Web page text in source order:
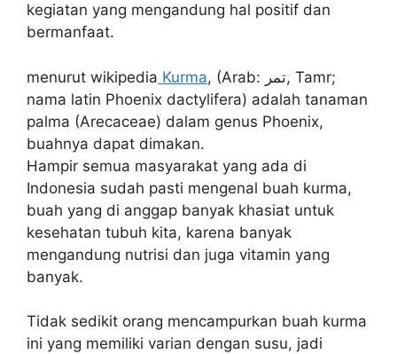
kegiatan yang mengandung hal positif dan
bermanfaat.
menurut wikipedia Kurma, (Arab: تمر‎, Tamr;
nama latin Phoenix dactylifera) adalah tanaman
palma (Arecaceae) dalam genus Phoenix,
buahnya dapat dimakan.
Hampir semua masyarakat yang ada di
Indonesia sudah pasti mengenal buah kurma,
buah yang di anggap banyak khasiat untuk
kesehatan tubuh kita, karena banyak
mengandung nutrisi dan juga vitamin yang
banyak.
Tidak sedikit orang mencampurkan buah kurma
ini yang memiliki varian dengan susu, jadi